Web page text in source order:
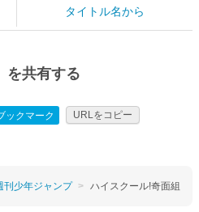
タイトル名から
を共有する
ックマーク URLをコピー
刊少年ジャンプ ハイスクール!奇面組